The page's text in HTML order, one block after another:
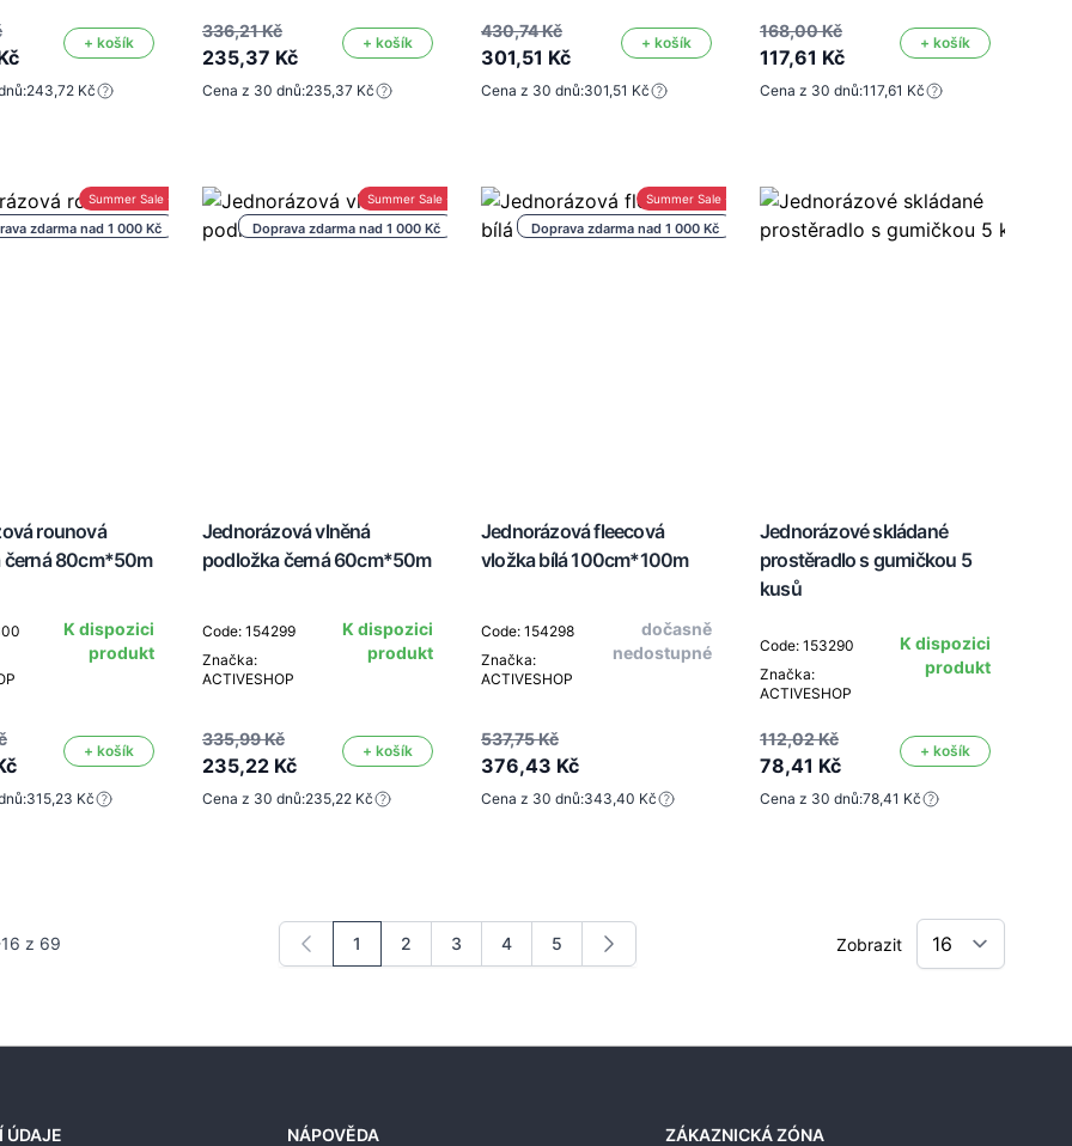
+ košík
243,72 Kč
336,21 Kč
235,37 Kč
+ košík
Cena z 30 dnů:235,37 Kč
430,74 Kč
301,51 Kč
+ košík
Cena z 30 dnů:301,51 Kč
168,00 Kč
117,61 Kč
+ košík
Cena z 30 dnů:117,61 Kč
zdarma nad 1 000 Kč
Summer Sale -30%
rounová
černá 80cm*50m
K dispozici
produkt
+ košík
315,23 Kč
Doprava zdarma nad 1 000 Kč
Summer Sale -30%
Jednorázová vlněná
podložka černá 60cm*50m
Code: 154299
Značka:
ACTIVESHOP
K dispozici
produkt
335,99 Kč
235,22 Kč
+ košík
Cena z 30 dnů:235,22 Kč
Doprava zdarma nad 1 000 Kč
Summer Sale -30%
Jednorázová fleecová
vložka bílá 100cm*100m
Code: 154298
Značka:
ACTIVESHOP
dočasně
nedostupné
537,75 Kč
376,43 Kč
Cena z 30 dnů:343,40 Kč
Jednorázové skládané
prostěradlo s gumičkou 5
kusů
Code: 153290
Značka:
ACTIVESHOP
K dispozici
produkt
112,02 Kč
78,41 Kč
+ košík
Cena z 30 dnů:78,41 Kč
16 z 69 Právě si prohlížíte stránku
1 Stránka
2 Stránka
3 Stránka
4 Stránka
5 Zobrazit
ÚDAJE NÁPOVĚDA ZÁKAZNICKÁ ZÓNA